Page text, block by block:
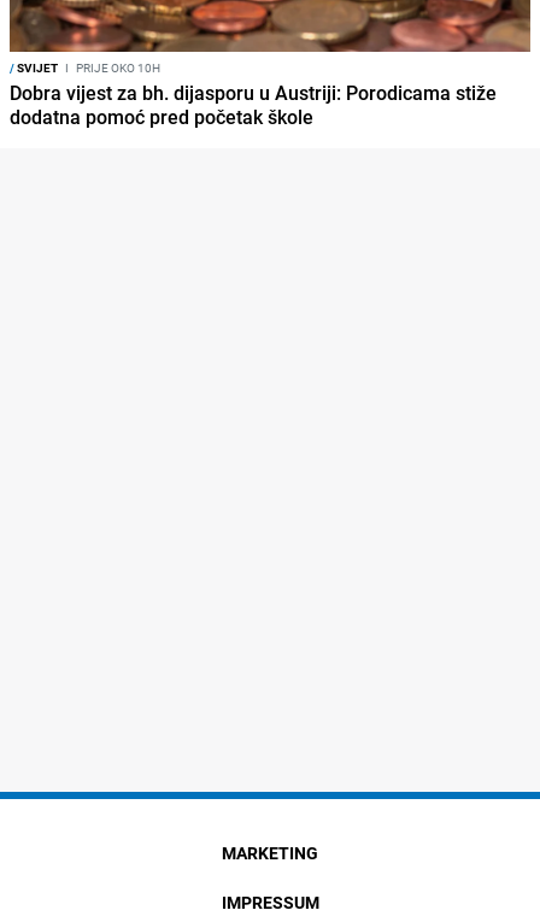
/SVIJET I PRIJE OKO 10H
Dobra vijest za bh. dijasporu u Austriji: Porodicama stiže
dodatna pomoć pred početak škole
MARKETING
IMPRESSUM